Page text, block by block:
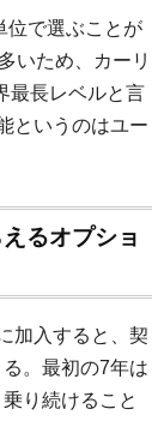
位で選ぶことが
いため、カーリ
最長レベルと言
というのはユー
るオプショ
加入すると、契
。最初の7年は
り続けること